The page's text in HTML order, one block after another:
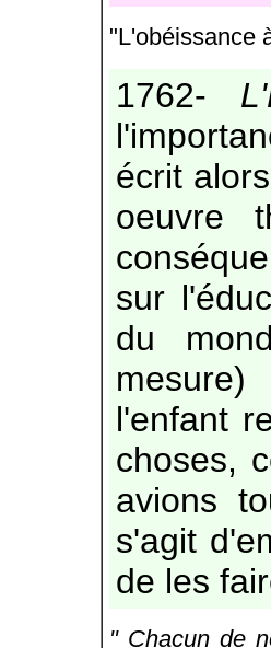
"L'obéissance
1762-
écrit
oeuvre
sur
du
l'enfant
choses,
avions
s'agit
de les
" Chacun de